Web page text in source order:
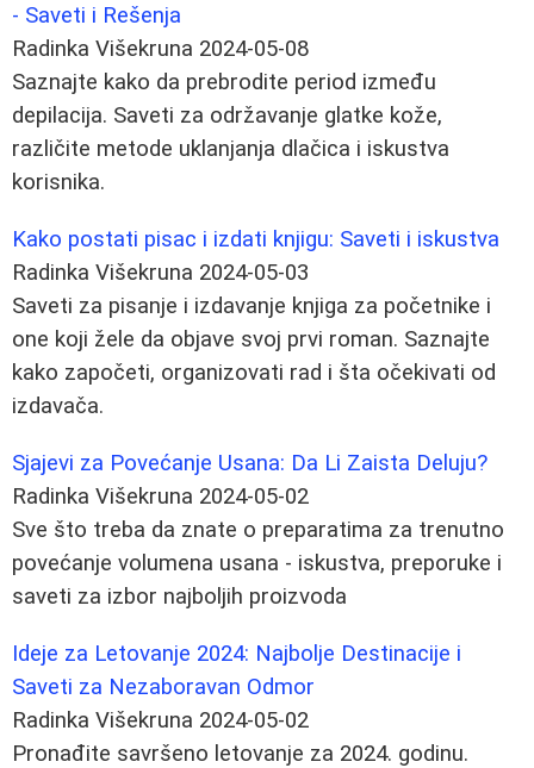
- Saveti i Rešenja
Radinka Višekruna 2024-05-08
Saznajte kako da prebrodite period između
depilacija. Saveti za održavanje glatke kože,
različite metode uklanjanja dlačica i iskustva
korisnika.
Kako postati pisac i izdati knjigu: Saveti i iskustva
Radinka Višekruna 2024-05-03
Saveti za pisanje i izdavanje knjiga za početnike i
one koji žele da objave svoj prvi roman. Saznajte
kako započeti, organizovati rad i šta očekivati od
izdavača.
Sjajevi za Povećanje Usana: Da Li Zaista Deluju?
Radinka Višekruna 2024-05-02
Sve što treba da znate o preparatima za trenutno
povećanje volumena usana - iskustva, preporuke i
saveti za izbor najboljih proizvoda
Ideje za Letovanje 2024: Najbolje Destinacije i
Saveti za Nezaboravan Odmor
Radinka Višekruna 2024-05-02
Pronađite savršeno letovanje za 2024. godinu.